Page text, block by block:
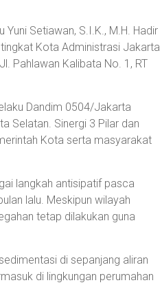
Setiawan, S.I.K., M.H. Hadir
Kota Administrasi Jakarta
Pahlawan Kalibata No. 1, RT
Dandim 0504/Jakarta
Selatan. Sinergi 3 Pilar dan
Kota serta masyarakat
langkah antisipatif pasca
lalu. Meskipun wilayah
tetap dilakukan guna
di sepanjang aliran
di lingkungan perumahan